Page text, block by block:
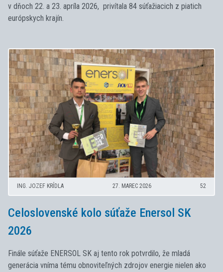
v dňoch 22. a 23. apríla 2026, privítala 84 súťažiacich z piatich
európskych krajín.
Celoslovenské kolo súťaže Enersol SK
2026
ING. JOZEF KRÍDLA 27. MAREC 2026 52
Finále súťaže ENERSOL SK aj tento rok potvrdilo, že mladá
generácia vníma tému obnoviteľných zdrojov energie nielen ako